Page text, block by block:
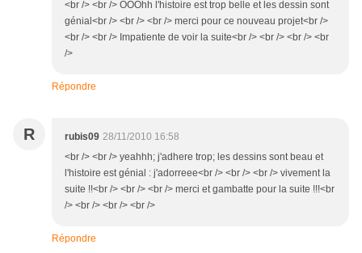
<br /> <br /> OOOhh l'histoire est trop belle et les dessin sont
génial<br /> <br /> <br /> merci pour ce nouveau projet<br />
<br /> <br /> Impatiente de voir la suite<br /> <br /> <br /> <br
/>
Répondre
R rubis09 28/11/2010 16:58
<br /> <br /> yeahhh; j'adhere trop; les dessins sont beau et
l'histoire est génial : j'adorreee<br /> <br /> <br /> vivement la
suite !!<br /> <br /> <br /> merci et gambatte pour la suite !!!<br
/> <br /> <br /> <br />
Répondre